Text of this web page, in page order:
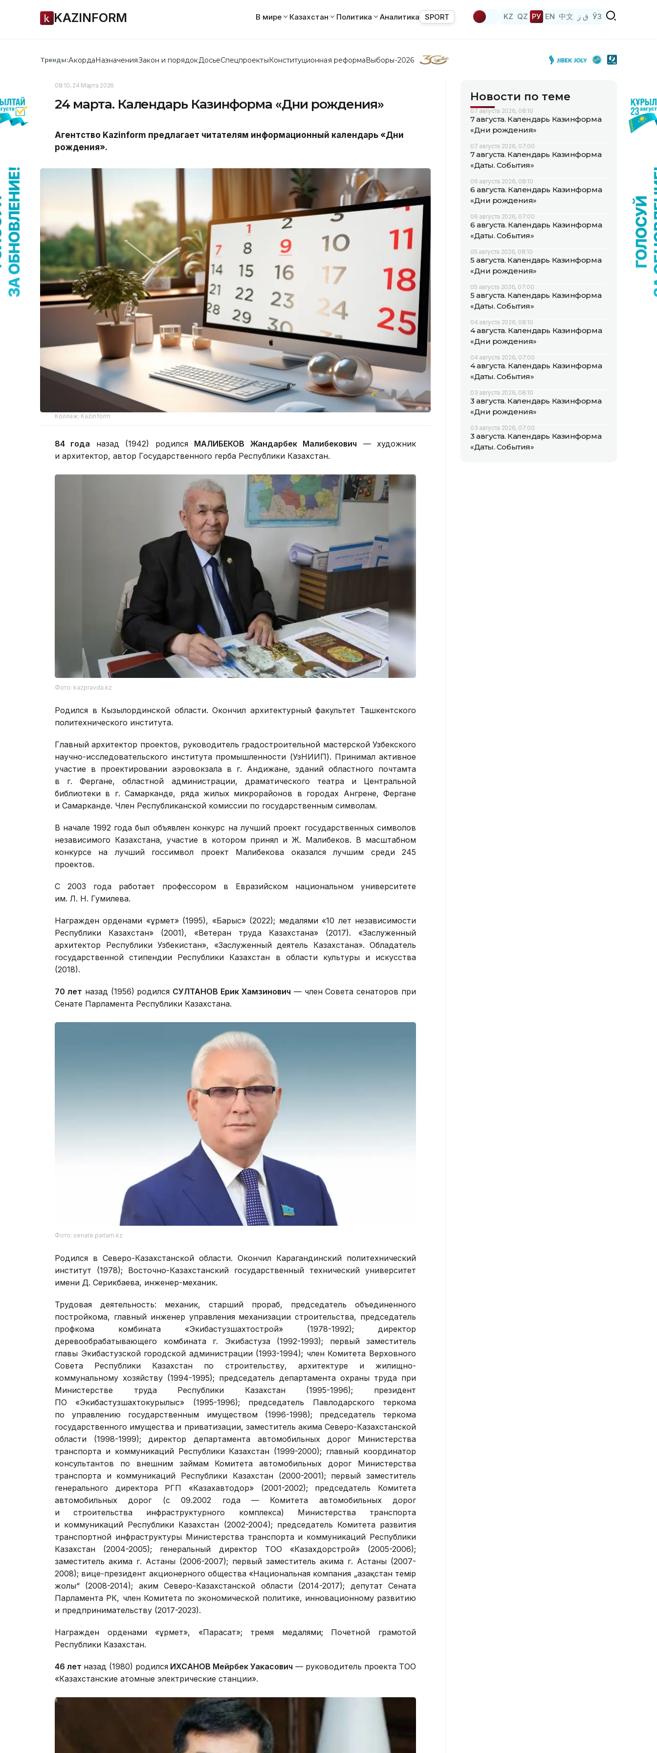
KAZINFORM В мире Казахстан Политика Аналитика SPORT KZ QZ РУ EN 中文 ق ز ЎЗ
Тренды:АкордаНазначенияЗакон и порядок ДосьеСпецпроектыКонституционная реформаВыборы-2026
08:10, 24 Марта 2026
24 марта. Календарь Казинформа «Дни рождения»
Агентство Kazinform предлагает читателям информационный календарь «Дни
рождения».
Коллаж: Kazinform
84 года назад (1942) родился МАЛИБЕКОВ Жандарбек Малибекович — художник
и архитектор, автор Государственного герба Республики Казахстан.
Фото: kazpravda.kz
Родился в Кызылординской области. Окончил архитектурный факультет Ташкентского
политехнического института.
Главный архитектор проектов, руководитель градостроительной мастерской Узбекского
научно-исследовательского института промышленности (УзНИИП). Принимал активное
участие в проектировании аэровокзала в г. Андижане, зданий областного почтамта
в г. Фергане, областной администрации, драматического театра и Центральной
библиотеки в г. Самарканде, ряда жилых микрорайонов в городах Ангрене, Фергане
и Самарканде. Член Республиканской комиссии по государственным символам.
В начале 1992 года был объявлен конкурс на лучший проект государственных символов
независимого Казахстана, участие в котором принял и Ж. Малибеков. В масштабном
конкурсе на лучший госсимвол проект Малибекова оказался лучшим среди 245
проектов.
С 2003 года работает профессором в Евразийском национальном университете
им. Л. Н. Гумилева.
Награжден орденами «Құрмет» (1995), «Барыс» (2022); медалями «10 лет независимости
Республики Казахстан» (2001), «Ветеран труда Казахстана» (2017). «Заслуженный
архитектор Республики Узбекистан», «Заслуженный деятель Казахстана». Обладатель
государственной стипендии Республики Казахстан в области культуры и искусства
(2018).
70 лет назад (1956) родился СУЛТАНОВ Ерик Хамзинович — член Совета сенаторов при
Сенате Парламента Республики Казахстана.
Фото: senate.parlam.kz
Родился в Северо-Казахстанской области. Окончил Карагандинский политехнический
институт (1978); Восточно-Казахстанский государственный технический университет
имени Д. Серикбаева, инженер-механик.
Трудовая деятельность: механик, старший прораб, председатель объединенного
постройкома, главный инженер управления механизации строительства, председатель
профкома комбината «Экибастузшахтострой» (1978-1992); директор
деревообрабатывающего комбината г. Экибастуза (1992-1993); первый заместитель
главы Экибастузской городской администрации (1993-1994); член Комитета Верховного
Совета Республики Казахстан по строительству, архитектуре и жилищно-
коммунальному хозяйству (1994-1995); председатель департамента охраны труда при
Министерстве труда Республики Казахстан (1995-1996); президент
ПО «Экибастузшахтокурылыс» (1995-1996); председатель Павлодарского теркома
по управлению государственным имуществом (1996-1998); председатель теркома
государственного имущества и приватизации, заместитель акима Северо-Казахстанской
области (1998-1999); директор департамента автомобильных дорог Министерства
транспорта и коммуникаций Республики Казахстан (1999-2000); главный координатор
консультантов по внешним займам Комитета автомобильных дорог Министерства
транспорта и коммуникаций Республики Казахстан (2000-2001); первый заместитель
генерального директора РГП «Казахавтодор» (2001-2002); председатель Комитета
автомобильных дорог (с 09.2002 года — Комитета автомобильных дорог
и строительства инфраструктурного комплекса) Министерства транспорта
и коммуникаций Республики Казахстан (2002-2004); председатель Комитета развития
транспортной инфраструктуры Министерства транспорта и коммуникаций Республики
Казахстан (2004-2005); генеральный директор ТОО «Казахдорстрой» (2005-2006);
заместитель акима г. Астаны (2006-2007); первый заместитель акима г. Астаны (2007-
2008); вице-президент акционерного общества «Национальная компания „Қазақстан темір
жолы“ (2008-2014); аким Северо-Казахстанской области (2014-2017); депутат Сената
Парламента РК, член Комитета по экономической политике, инновационному развитию
и предпринимательству (2017-2023).
Награжден орденами «Құрмет», «Парасат»; тремя медалями; Почетной грамотой
Республики Казахстан.
46 лет назад (1980) родился ИХСАНОВ Мейрбек Уакасович — руководитель проекта ТОО
«Казахстанские атомные электрические станции».
Новости по теме
07 августа 2026, 08:10
7 августа. Календарь Казинформа
«Дни рождения»
07 августа 2026, 07:00
7 августа. Календарь Казинформа
«Даты. События»
06 августа 2026, 08:10
6 августа. Календарь Казинформа
«Дни рождения»
06 августа 2026, 07:00
6 августа. Календарь Казинформа
«Даты. События»
05 августа 2026, 08:10
5 августа. Календарь Казинформа
«Дни рождения»
05 августа 2026, 07:00
5 августа. Календарь Казинформа
«Даты. События»
04 августа 2026, 08:10
4 августа. Календарь Казинформа
«Дни рождения»
04 августа 2026, 07:00
4 августа. Календарь Казинформа
«Даты. События»
03 августа 2026, 08:10
3 августа. Календарь Казинформа
«Дни рождения»
03 августа 2026, 07:00
3 августа. Календарь Казинформа
«Даты. События»